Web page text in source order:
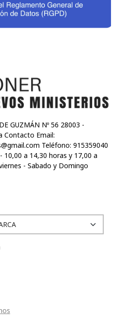
GUZMÁN Nº 56 28003 -
Contacto Email:
Teléfono: 915359040
10,00 a 14,30 horas y 17,00 a
- Sabado y Domingo